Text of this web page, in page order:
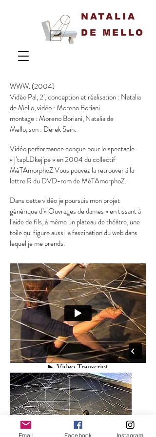
NATALIA
DE MELLO
WWW. (2004)
Vidéo Pal, 2’, conception et réalisation : Natalia
de Mello, vidéo : Moreno Boriani
montage : Moreno Boriani, Natalia de
Mello, son : Derek Sein.
Vidéo performance conçue pour le spectacle
« j’tapLDkej’pe » en 2004 du collectif
MéTAmorphoZ.Vous pouvez la retrouver à la
lettre R du DVD-rom de MéTAmorphoZ.
Dans cette vidéo je poursuis mon projet
générique d’« Ouvrages de dames » en tissant à
l’aide de fils, à même un plateau de théâtre, une
toile qui figure aussi la fascination du web dans
lequel je me prends.
Email Facebook Instagram